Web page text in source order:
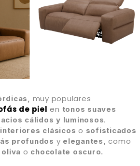
muy populares
de piel en tonos suaves
cálidos y luminosos.
interiores clásicos o sofisticados
profundos y elegantes, como
o chocolate oscuro.